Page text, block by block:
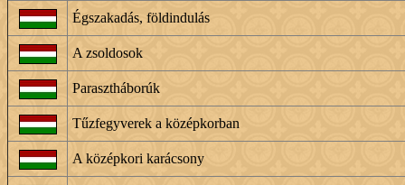
Égszakadás, földindulás
A zsoldosok
Parasztháborúk
Tűzfegyverek a középkorban
A középkori karácsony